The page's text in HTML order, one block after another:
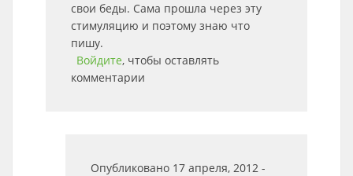
свои беды. Cама прошла через эту
стимуляцию и поэтому знаю что
пишу.
Войдите, чтобы оставлять
комментарии
Опубликовано 17 апреля, 2012 -